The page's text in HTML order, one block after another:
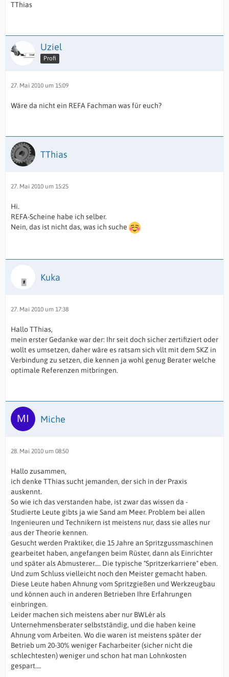
TThias
Uziel
Profi
27. Mai 2010 um 15:09
Wäre da nicht ein REFA Fachman was für euch?
TThias
27. Mai 2010 um 15:25
Hi.
REFA-Scheine habe ich selber.
Nein, das ist nicht das, was ich suche
Kuka
27. Mai 2010 um 17:38
Hallo TThias,
mein erster Gedanke war der: Ihr seit doch sicher zertifiziert oder
wollt es umsetzen, daher wäre es ratsam sich vllt mit dem SKZ in
Verbindung zu setzen, die kennen ja wohl genug Berater welche
optimale Referenzen mitbringen.
Miche
28. Mai 2010 um 08:50
Hallo zusammen,
ich denke TThias sucht jemanden, der sich in der Praxis
auskennt.
So wie ich das verstanden habe, ist zwar das wissen da -
Studierte Leute gibts ja wie Sand am Meer. Problem bei allen
Ingenieuren und Technikern ist meistens nur, dass sie alles nur
aus der Theorie kennen.
Gesucht werden Praktiker, die 15 Jahre an Spritzgussmaschinen
gearbeitet haben, angefangen beim Rüster, dann als Einrichter
und später als Abmusterer.... Die typische "Spritzerkarriere" eben.
Und zum Schluss vielleicht noch den Meister gemacht haben.
Diese Leute haben Ahnung vom Spritzgießen und Werkzeugbau
und können auch in anderen Betrieben Ihre Erfahrungen
einbringen.
Leider machen sich meistens aber nur BWLér als
Unternehmensberater selbstständig, und die haben keine
Ahnung vom Arbeiten. Wo die waren ist meistens später der
Betrieb um 20-30% weniger Facharbeiter (sicher nicht die
schlechtesten) weniger und schon hat man Lohnkosten
gespart....